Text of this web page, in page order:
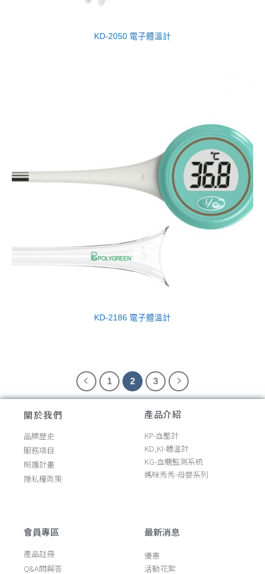
KD-2050 電子體溫計
KD-2186 電子體溫計
1 2 3
關於我們
品牌歷史
服務項目
照護計畫
隱私權政策
產品介紹
KP-血壓計
KD,KI-體溫計
KG-血糖監測系統
媽咪秀秀-母嬰系列
會員專區
產品註冊
Q&A問與答
最新消息
優惠
活動花絮